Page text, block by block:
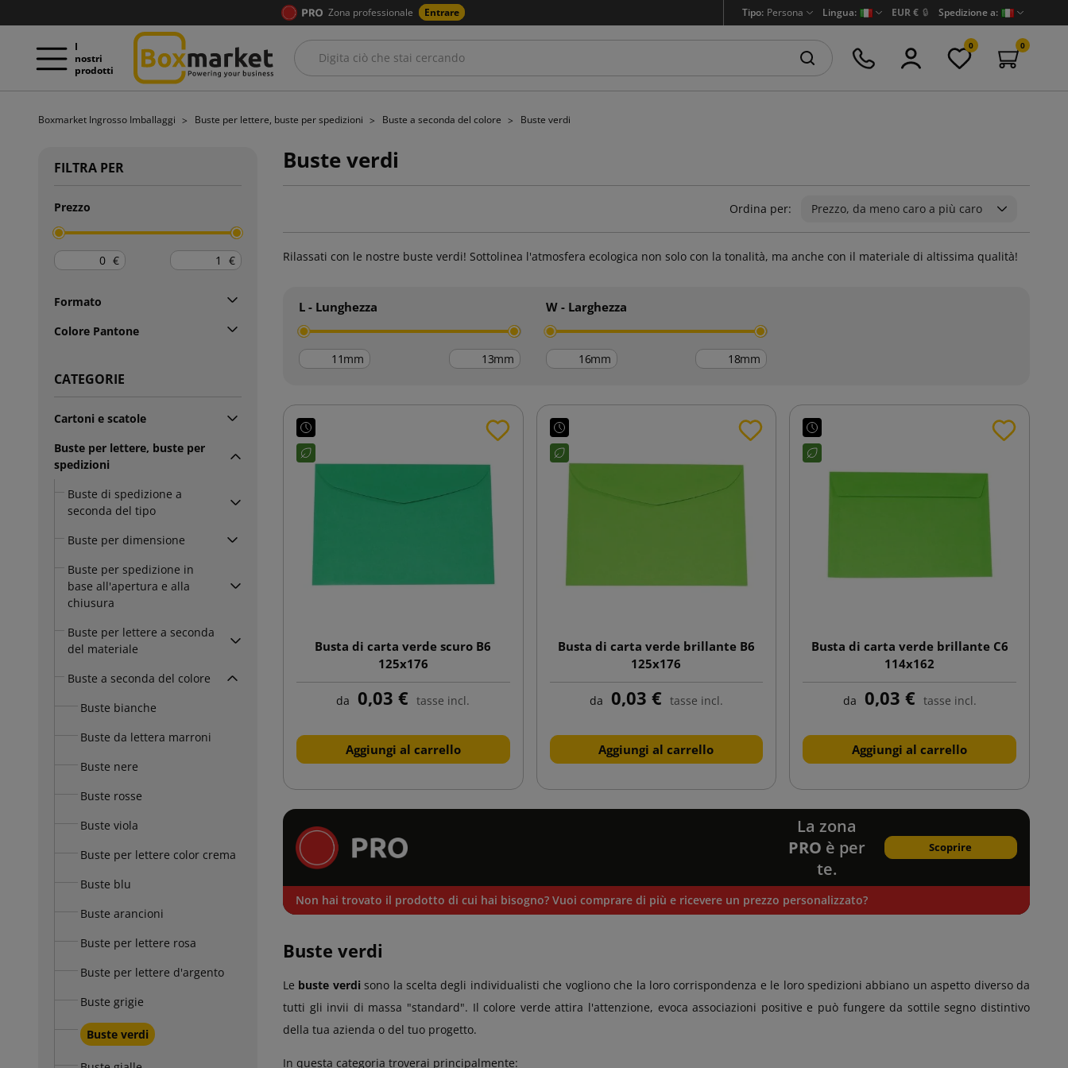
Zona professionale Entrare Tipo: Persona Lingua: EUR € 🔒 Spedizione a:
I
nostri
prodotti
0 0
Boxmarket Ingrosso Imballaggi Buste per lettere, buste per spedizioni Buste a seconda del colore Buste verdi
FILTRA PER
Prezzo
€ €
Formato
Colore Pantone
CATEGORIE
Cartoni e scatole
Buste per lettere, buste per
spedizioni
Buste di spedizione a
seconda del tipo
Buste per dimensione
Buste per spedizione in
base all'apertura e alla
chiusura
Buste per lettere a seconda
del materiale
Buste a seconda del colore
Buste bianche
Buste da lettera marroni
Buste nere
Buste rosse
Buste viola
Buste per lettere color crema
Buste blu
Buste arancioni
Buste per lettere rosa
Buste per lettere d'argento
Buste grigie
Buste verdi
Buste verdi
Ordina per: Prezzo, da meno caro a più caro
Rilassati con le nostre buste verdi! Sottolinea l'atmosfera ecologica non solo con la tonalità, ma anche con il materiale di altissima qualità!
L - Lunghezza
mm mm
W - Larghezza
mm mm
Busta di carta verde scuro B6
125x176
da 0,03 € tasse incl.
Aggiungi al carrello
Busta di carta verde brillante B6
125x176
da 0,03 € tasse incl.
Aggiungi al carrello
Busta di carta verde brillante C6
114x162
da 0,03 € tasse incl.
Aggiungi al carrello
La zona
PRO è per
te.
Scoprire
Non hai trovato il prodotto di cui hai bisogno? Vuoi comprare di più e ricevere un prezzo personalizzato?
Buste verdi
Le buste verdi sono la scelta degli individualisti che vogliono che la loro corrispondenza e le loro spedizioni abbiano un aspetto diverso da
tutti gli invii di massa "standard". Il colore verde attira l'attenzione, evoca associazioni positive e può fungere da sottile segno distintivo
della tua azienda o del tuo progetto.
In questa categoria troverai principalmente: